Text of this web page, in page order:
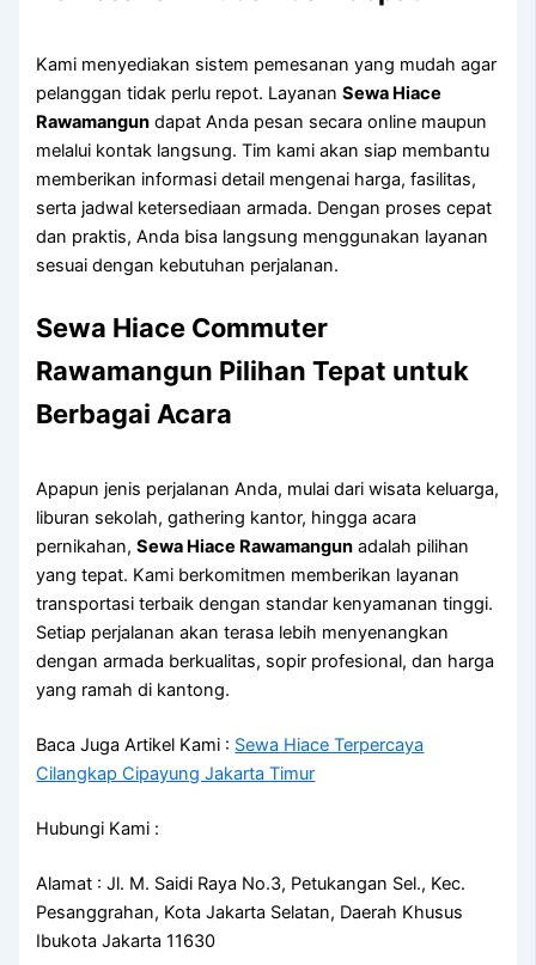
Kami menyediakan sistem pemesanan yang mudah agar
pelanggan tidak perlu repot. LayananSewa Hiace
Rawamangun dapat Anda pesan secara online maupun
melalui kontak langsung. Tim kami akan siap membantu
memberikan informasi detail mengenai harga, fasilitas,
serta jadwal ketersediaan armada. Dengan proses cepat
dan praktis, Anda bisa langsung menggunakan layanan
sesuai dengan kebutuhan perjalanan.
Sewa Hiace Commuter
Rawamangun Pilihan Tepat untuk
Berbagai Acara
Apapun jenis perjalanan Anda, mulai dari wisata keluarga,
liburan sekolah, gathering kantor, hingga acara
pernikahan,Sewa Hiace Rawamangun adalah pilihan
yang tepat. Kami berkomitmen memberikan layanan
transportasi terbaik dengan standar kenyamanan tinggi.
Setiap perjalanan akan terasa lebih menyenangkan
dengan armada berkualitas, sopir profesional, dan harga
yang ramah di kantong.
Baca Juga Artikel Kami : Sewa Hiace Terpercaya
Cilangkap Cipayung Jakarta Timur
Hubungi Kami :
Alamat : Jl. M. Saidi Raya No.3, Petukangan Sel., Kec.
Pesanggrahan, Kota Jakarta Selatan, Daerah Khusus
Ibukota Jakarta 11630